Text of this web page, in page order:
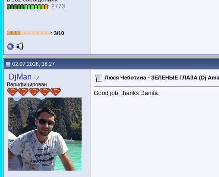
~2773
: 3/10
02.07.2026, 18:27
DjMan
Верифицирован
Люся Чеботина - ЗЕЛЕНЫЕ ГЛАЗА (Dj
Good job, thanks Danila.